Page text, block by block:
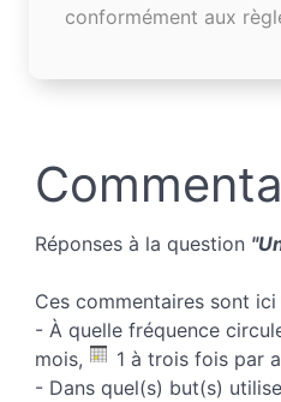
conformément aux
Réponses à la question
Ces commentaires sont
- À quelle fréquence
mois,
1 à trois fois par
- Dans quel(s) but(s)